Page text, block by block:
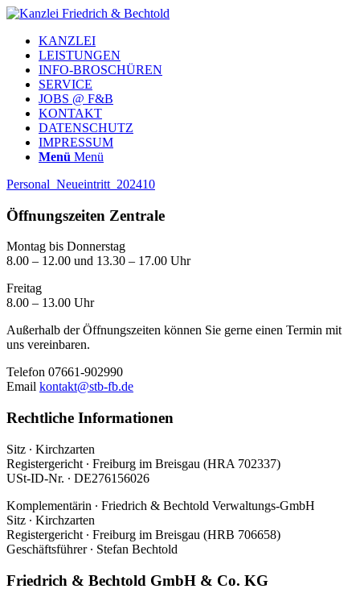
KANZLEI
LEISTUNGEN
INFO-BROSCHÜREN
SERVICE
JOBS @ F&B
KONTAKT
DATENSCHUTZ
IMPRESSUM
Menü Menü
Personal_Neueintritt_202410
Öffnungszeiten Zentrale
Montag bis Donnerstag
8.00 – 12.00 und 13.30 – 17.00 Uhr
Freitag
8.00 – 13.00 Uhr
Außerhalb der Öffnungszeiten können Sie gerne einen Termin mit
uns vereinbaren.
Telefon 07661-902990
Email kontakt@stb-fb.de
Rechtliche Informationen
Sitz ∙ Kirchzarten
Registergericht ∙ Freiburg im Breisgau (HRA 702337)
USt-ID-Nr. ∙ DE276156026
Komplementärin ∙ Friedrich & Bechtold Verwaltungs-GmbH
Sitz ∙ Kirchzarten
Registergericht ∙ Freiburg im Breisgau (HRB 706658)
Geschäftsführer ∙ Stefan Bechtold
Friedrich & Bechtold GmbH & Co. KG